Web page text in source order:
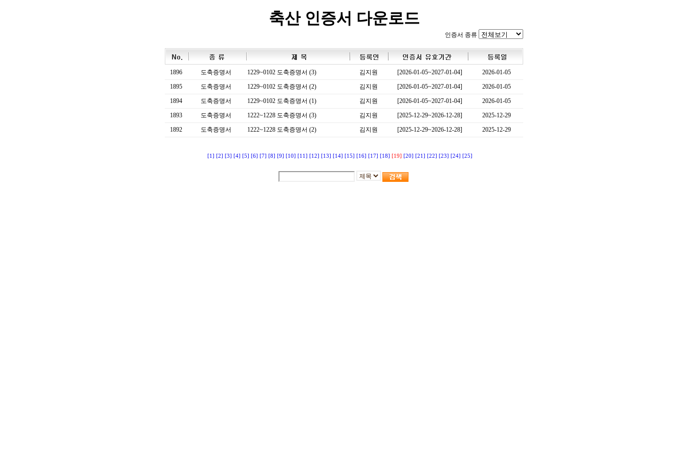
축산 인증서 다운로드
인증서 종류
1896 도축증명서 1229~0102 도축증명서 (3) 김지원 [2026-01-05~2027-01-04]
2026-01-05
1895
도축증명서 1229~0102 도축증명서 (2) 김지원 [2026-01-05~2027-01-04]
2026-01-05
1894
도축증명서 1229~0102 도축증명서 (1) 김지원 [2026-01-05~2027-01-04]
2026-01-05
1893
도축증명서 1222~1228 도축증명서 (3) 김지원 [2025-12-29~2026-12-28]
2025-12-29
1892
도축증명서 1222~1228 도축증명서 (2) 김지원 [2025-12-29~2026-12-28] 2025-12-29
[1] [2] [3] [4] [5] [6] [7] [8] [9] [10] [11] [12] [13] [14] [15] [16] [17] [18] [19] [20] [21] [22] [23] [24] [25]